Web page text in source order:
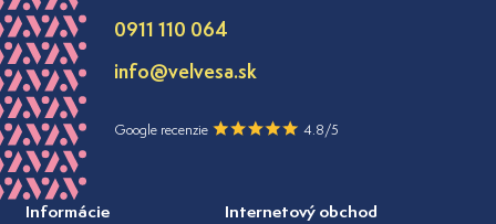
0911 110 064
info@velvesa.sk
Google recenzie 4.8/5
Informácie Internetový obchod